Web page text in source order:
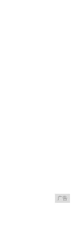
广告